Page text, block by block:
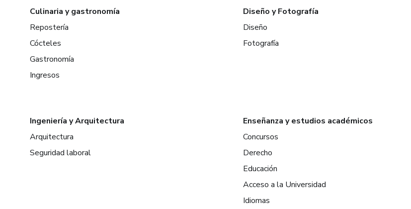
Culinaria y gastronomía
Repostería
Cócteles
Gastronomía
Ingresos
Diseño y Fotografía
Diseño
Fotografía
Ingeniería y Arquitectura
Arquitectura
Seguridad laboral
Enseñanza y estudios académicos
Concursos
Derecho
Educación
Acceso a la Universidad
Idiomas